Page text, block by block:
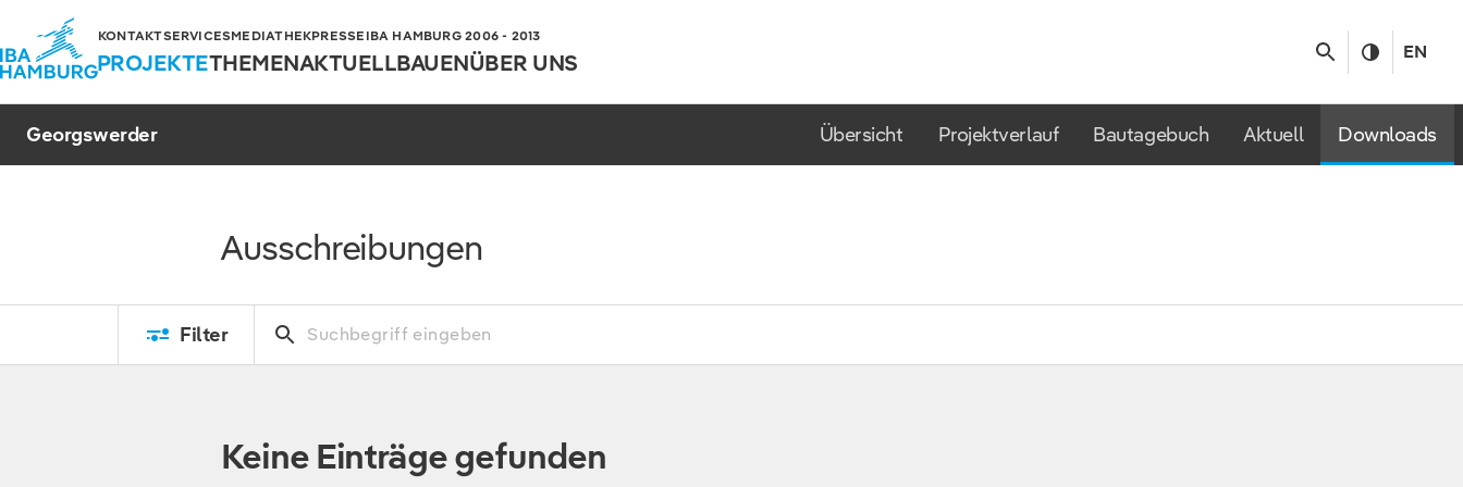
PROJEKTETHEMENAKTUELLBAUENÜBER UNS
SERVICESMEDIATHEKPRESSE IBA HAMBURG 2006 - 2013
KONTAKT
EN
Georgswerder Übersicht Projektverlauf Bautagebuch Aktuell Downloads
Ausschreibungen
Filter
Keine Einträge gefunden